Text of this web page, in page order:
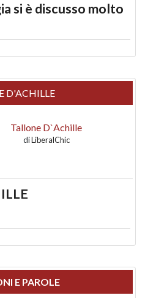
si è discusso molto
D'ACHILLE
Tallone D`Achille
diLiberalChic
E PAROLE